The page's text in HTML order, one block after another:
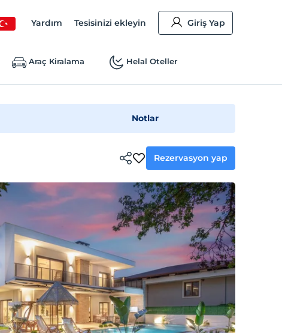
Yardım Tesisinizi ekleyin Giriş Yap
Araç Kiralama Helal Oteller
Notlar
Rezervasyon yap